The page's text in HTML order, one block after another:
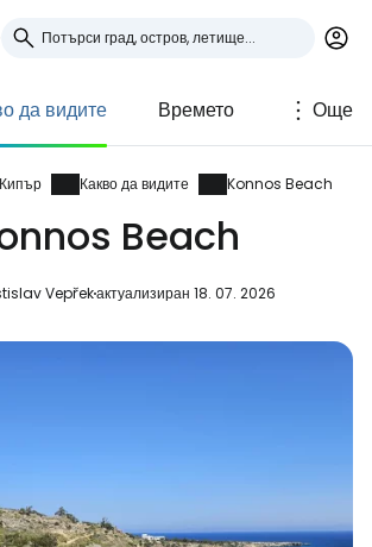
да видите Времето Още
Кипър Какво да видите Konnos Beach
Beach
Vepřekактуализиран 18. 07. 2026
в Cestee
общност на туристите